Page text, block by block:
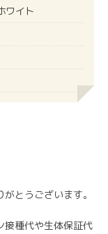
ワイト
とうございます。
接種代や生体保証代